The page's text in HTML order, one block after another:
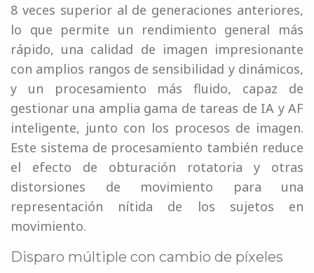
8 veces superior al de generaciones anteriores,
lo que permite un rendimiento general más
rápido, una calidad de imagen impresionante
con amplios rangos de sensibilidad y dinámicos,
y un procesamiento más fluido, capaz de
gestionar una amplia gama de tareas de IA y AF
inteligente, junto con los procesos de imagen.
Este sistema de procesamiento también reduce
el efecto de obturación rotatoria y otras
distorsiones de movimiento para una
representación nítida de los sujetos en
movimiento.
Disparo múltiple con cambio de píxeles